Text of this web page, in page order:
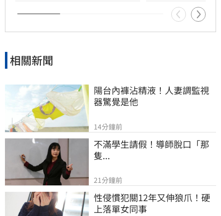
相關新聞
陽台內褲沾精液！人妻調監視
器驚覺是他
14分鐘前
不滿學生請假！導師脫口「那
隻...
21分鐘前
性侵慣犯關12年又伸狼爪！硬
上落單女同事